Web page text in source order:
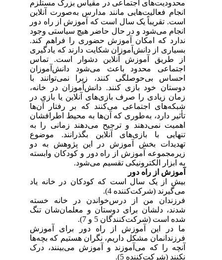
محدودیت‌های اجتماعی در مقیاس بزرگ مستلزم
انجام فعالیت‌هایی مانند مدارس به‌صورت آنلاین
است. تقریباً یک سال است که آموزش از راه دور
انجام می‌شود و در حال حاضر هیچ سیاستی وجود
ندارد که امکان آموزش حضوری را فراهم کند.
بسیاری از دانش‌آموزان شکایت دارند که یادگیری
از طریق آموزش آنلاین دشوار است. تماس
اجتماعی محدود باعث می‌شود دانش‌آموزان
احساس بی‌حوصلگی کنند، زیرا نمی‌توانند با
دوستان خود بازی کنند. دانش‌آموزان در خانه،
زمان زیادی را صرف بازی‌های آنلاین یا بازی در
شبکه‌های اجتماعی می‌کنند که بر رفتار آن‌ها
تأثیر دارد، به‌طوری که آن‌ها به محیط اطرافشان
اهمیت نمی‌دهند و ترجیح می‌دهند زمانی را به
تنهایی با بازی‌های آنلاین بگذرانند. موضوع
تهدیدات بخش آموزش در این پژوهش به دو
زیرمجموعه آموزش از راه دور و کودکان وابسته
به ابزار الکترونیکی تقسیم می‌شود.
آموزش از راه دور
بیش از یک سال است که کودکان در خانه یاد
می‌گیرند (شرکت‌کننده 4).
فرزندان من از درس‌خواندن در خانه خسته
شدند، دلشان برای دوستان و معلمان‌شان تنگ
شده است (شرکت‌کنندگان 5 و 7).
ما در این آموزش از راه دور برای آموزش
فرزندانمان مشکل داریم، نگران هستیم که بچه‌ها
آنچه را که می‌آموزند و آموزش می‌بینند، درک
نکنند (شرکت‌کننده 5).